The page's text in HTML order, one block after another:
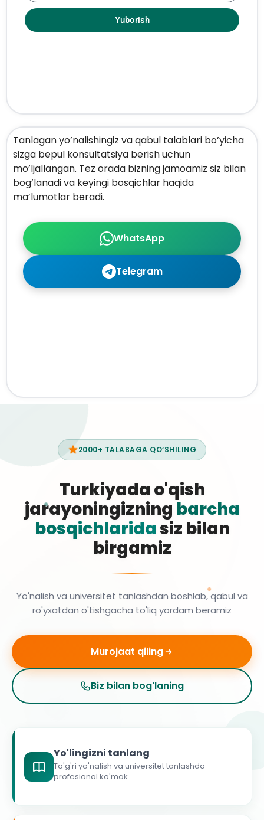
WhatsApp
Telegram
Tanlagan yo’nalishingiz va qabul talablari bo’yicha
sizga bepul konsultatsiya berish uchun
mo’ljallangan. Tez orada bizning jamoamiz siz bilan
bog’lanadi va keyingi bosqichlar haqida
ma’lumotlar beradi.
Yuborish
2000+ TALABAGA QO‘SHILING
Turkiyada o'qish
jarayoningizning barcha
bosqichlaridasiz bilan
birgamiz
Yo'nalish va universitet tanlashdan boshlab, qabul va
ro'yxatdan o'tishgacha to'liq yordam beramiz
Murojaat qiling
Biz bilan bog'laning
Yo'lingizni tanlang
To'g'ri yo'nalish va universitet tanlashda
profesional ko'mak